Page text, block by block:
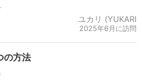
ユカリ (YUKARI
2025年6月に訪問
の方法